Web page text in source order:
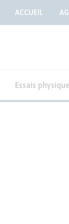
ACCUEIL
Essais